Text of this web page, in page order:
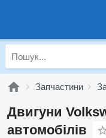
Запчастини
Двигуни
автомобілів